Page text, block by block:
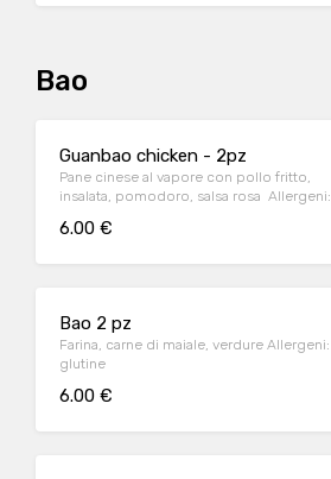
Bao
Guanbao chicken - 2pz
Pane cinese al vapore con pollo fritto,
insalata, pomodoro, salsa rosa Allergeni:
6.00 €
Bao 2 pz
Farina, carne di maiale, verdure Allergeni:
glutine
6.00 €